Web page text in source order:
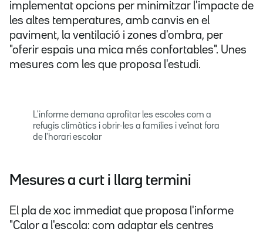
implementat opcions per minimitzar l'impacte de
les altes temperatures, amb canvis en el
paviment, la ventilació i zones d'ombra, per
"oferir espais una mica més confortables". Unes
mesures com les que proposa l'estudi.
L'informe demana aprofitar les escoles com a
refugis climàtics i obrir-les a famílies i veïnat fora
de l'horari escolar
Mesures a curt i llarg termini
El pla de xoc immediat que proposa l'informe
"Calor a l'escola: com adaptar els centres